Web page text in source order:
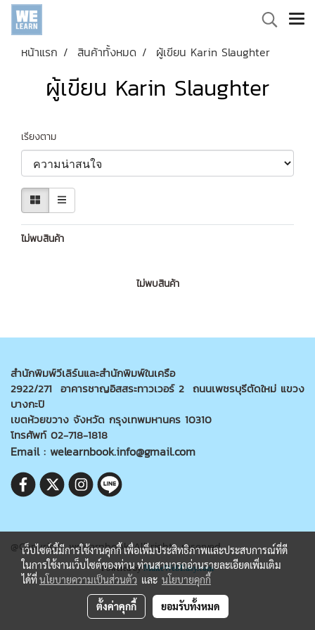
หน้าแรก สินค้าทั้งหมด ผู้เขียน Karin Slaughter
ผู้เขียน Karin Slaughter
เรียงตาม
ไม่พบสินค้า
ไม่พบสินค้า
สำนักพิมพ์วีเลิร์นและสำนักพิมพ์ในเครือ
2922/271 อาคารชาญอิสสระทาวเวอร์ 2 ถนนเพชรบุรีตัดใหม่ แขวง
บางกะปิ
เขตห้วยขวาง จังหวัด กรุงเทพมหานคร 10310
โทรศัพท์ 02-718-1818
Email : welearnbook.info@gmail.com
@Copyright welearnbook All rights reserved
Powered byMakeWebEasy.com
เว็บไซต์นี้มีการใช้งานคุกกี้ เพื่อเพิ่มประสิทธิภาพและประสบการณ์ที่ดี
ในการใช้งานเว็บไซต์ของท่าน ท่านสามารถอ่านรายละเอียดเพิ่มเติม
ได้ที่นโยบายความเป็นส่วนตัว และ นโยบายคุกกี้
ตั้งค่าคุกกี้ ยอมรับทั้งหมด